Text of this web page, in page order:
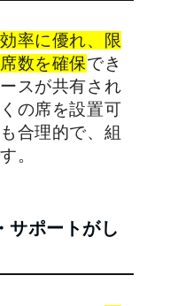
率に優れ、限
数を確保でき
スが共有され
の席を設置可
合理的で、組
。
サポートがし